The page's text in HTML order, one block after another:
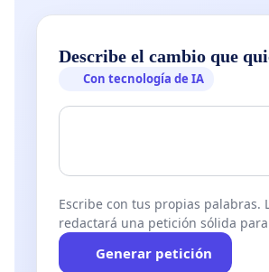
Describe el cambio que
Con tecnología de IA
Escribe con tus propias palabras.
redactará una petición sólida
Generar petición